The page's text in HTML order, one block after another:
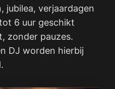
jubilea, verjaardagen
6 uur geschikt
zonder pauzes.
DJ worden hierbij